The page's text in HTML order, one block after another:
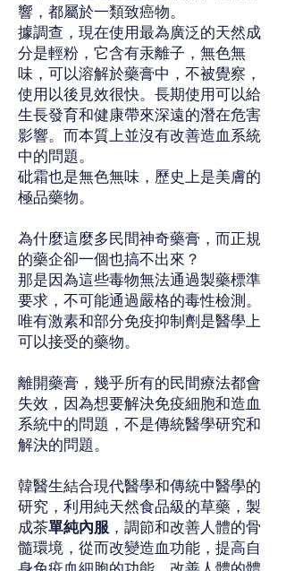
響，都屬於一類致癌物。
據調查，現在使用最為廣泛的天然成
分是輕粉，它含有汞離子，無色無
味，可以溶解於藥膏中，不被覺察，
使用以後見效很快。長期使用可以給
生長發育和健康帶來深遠的潛在危害
影響。而本質上並沒有改善造血系統
中的問題。
砒霜也是無色無味，歷史上是美膚的
極品藥物。
為什麼這麼多民間神奇藥膏，而正規
的藥企卻一個也搞不出來？
那是因為這些毒物無法通過製藥標準
要求，不可能通過嚴格的毒性檢測。
唯有激素和部分免疫抑制劑是醫學上
可以接受的藥物。
離開藥膏，幾乎所有的民間療法都會
失效，因為想要解決免疫細胞和造血
系統中的問題，不是傳統醫學研究和
解決的問題。
韓醫生結合現代醫學和傳統中醫學的
研究，利用純天然食品級的草藥，製
成茶單純內服 ，調節和改善人體的骨
髓環境，從而改變造血功能，提高自